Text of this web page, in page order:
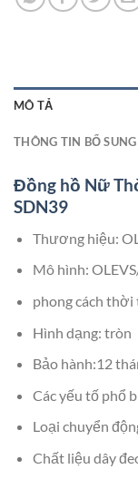
MÔ TẢ
THÔNG TIN BỔ SUNG
Đồng hồ Nữ
SDN39
Thương hiệu:
Mô hình:
phong cách thời
Hình dạng: tròn
Bảo hành:12
Các yếu tố phổ
Loại chuyển
Chất liệu dây